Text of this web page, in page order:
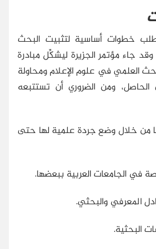
خطوات أساسية لتثبيت البحث
جاء مؤتمر الجزيرة ليشكِّل مبادرة
العلمي في علوم الإعلام ومحاولة
الحاصل، ومن الضروري أن تستتبعه
من خلال وضع جردة علمية لها حتى
في الجامعات العربية ببعضها.
المعرفي والبحثي.
البحثية.